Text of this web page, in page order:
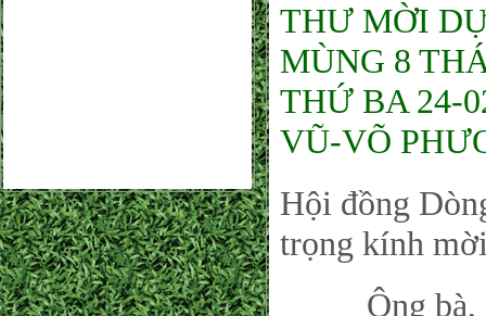
THƯ MỜI
MÙNG 8
THỨ BA 24-
VŨ-VÕ
Hội đồng
trọng kính
Ông bà,